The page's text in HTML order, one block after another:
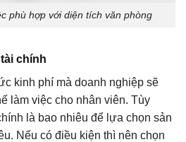
phù hợp với diện tích văn phòng
chính
kinh phí mà doanh nghiệp sẽ
làm việc cho nhân viên. Tùy
là bao nhiêu để lựa chọn sản
Nếu có điều kiện thì nên chọn